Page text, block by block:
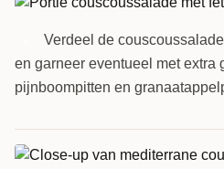
Verdeel de
en garneer eventueel met extra
pijnboompitten en